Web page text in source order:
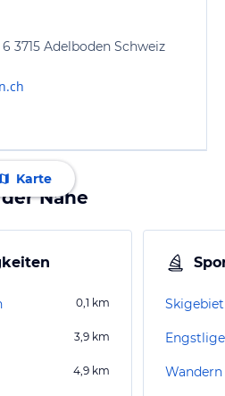
3715 Adelboden Schweiz
Karte
Nähe
0,1 km
3,9 km
4,9 km